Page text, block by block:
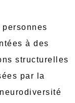
à des
structurelles
par la